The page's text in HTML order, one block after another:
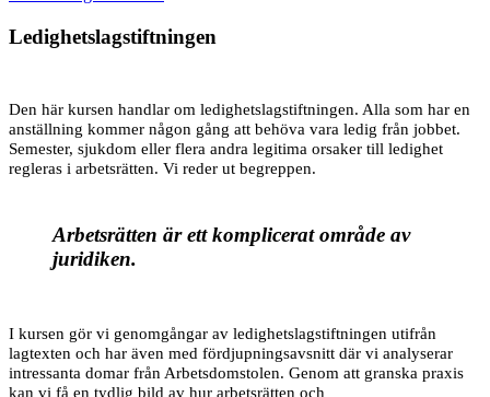
Ledighetslagstiftningen
Den här kursen handlar om ledighetslagstiftningen. Alla som har en
anställning kommer någon gång att behöva vara ledig från jobbet.
Semester, sjukdom eller flera andra legitima orsaker till ledighet
regleras i arbetsrätten. Vi reder ut begreppen.
Arbetsrätten är ett komplicerat område av
juridiken.
I kursen gör vi genomgångar av ledighetslagstiftningen utifrån
lagtexten och har även med fördjupningsavsnitt där vi analyserar
intressanta domar från Arbetsdomstolen. Genom att granska praxis
kan vi få en tydlig bild av hur arbetsrätten och